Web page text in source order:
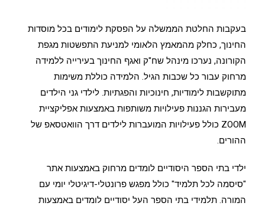
בעקבות החלטת הממשלה על הפסקת לימודים בכל מוסדות
החינוך, כחלק מהמאמץ הלאומי למניעת התפשטות מגפת
הקורונה, נערכו מינהל שח"ק ואגף החינוך בעירייה ללמידה
מרחוק עבור כל שכבות הגיל. הלמידה כוללת משימות
מתוקשבות לימודיות, חינוכיות והפגתיות. לילדי גני הילדים
מעבירות הגננות פעילויות משותפות באמצעות אפליקציית
ZOOM כולל פעילויות המועברות לילדים דרך הוואטסאפ של
ההורים.
ילדי בתי הספר היסודיים לומדים מרחוק באמצעות אתר
"סיסמה לכל תלמיד" כולל מפגש פרונטלי-דיגיטלי יומי עם
המורה. תלמידי בתי הספר העל יסודיים לומדים באמצעות